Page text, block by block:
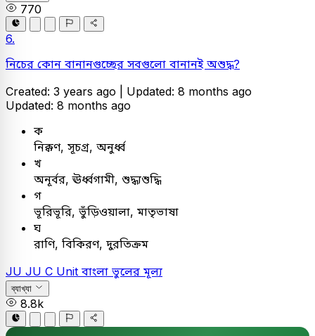
770
6.
নিচের কোন বানানগুচ্ছের সবগুলো বানানই অশুদ্ধ?
Created: 3 years ago | Updated: 8 months ago
Updated: 8 months ago
ক
নিক্কণ, সূচগ্র, অনুর্ধ্ব
খ
অনূর্বর, ঊর্ধ্বগামী, শুদ্ধ্যশুদ্ধি
গ
ভূরিভূরি, ভুঁড়িওয়ালা, মাতৃভাষা
ঘ
রাণি, বিকিরণ, দুরতিক্রম
JU JU C Unit বাংলা ভুলের মূল্য
ব্যাখ্যা
8.8k